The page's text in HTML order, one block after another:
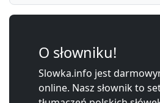
O słowniku!
Slowka.info jest
online. Nasz słownik to